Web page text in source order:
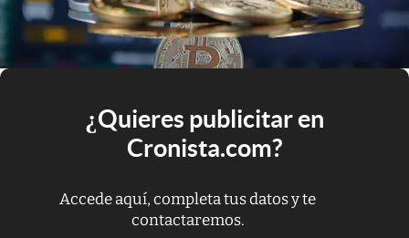
¿Quieres publicitar en
Cronista.com?
Accede aquí, completa tus datos y te
contactaremos.